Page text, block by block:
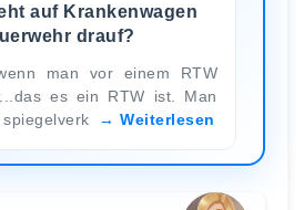
auf Krankenwagen
drauf?
man vor einem RTW
es ein RTW ist. Man
Weiterlesen